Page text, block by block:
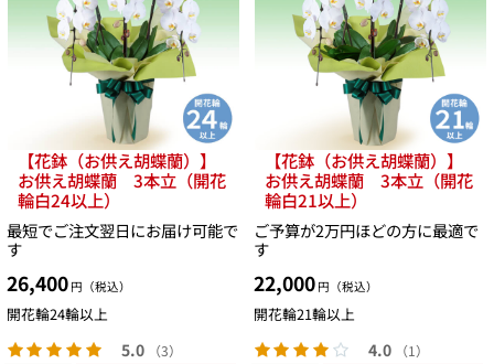
【花鉢（お供え胡蝶蘭）】
お供え胡蝶蘭 3本立（開花
輪白24以上）
最短でご注文翌日にお届け可能で
す
26,400 円（税込）
開花輪24輪以上
5.0 （3）
【花鉢（お供え胡蝶蘭）】
お供え胡蝶蘭 3本立（開花
輪白21以上）
ご予算が2万円ほどの方に最適で
す
22,000 円（税込）
開花輪21輪以上
4.0 （1）